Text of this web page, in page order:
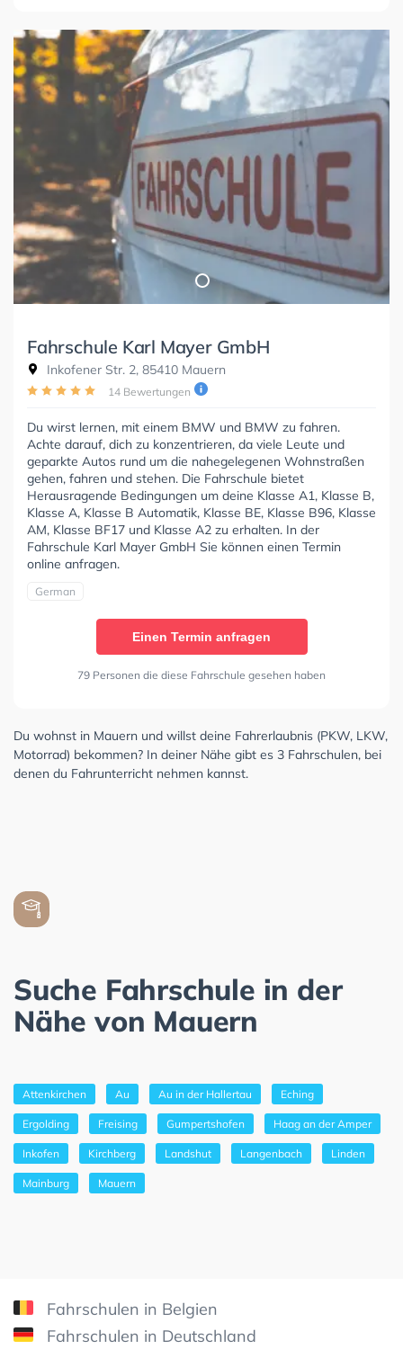
Fahrschule Karl Mayer GmbH
Inkofener Str. 2, 85410 Mauern
14 Bewertungen
Du wirst lernen, mit einem BMW und BMW zu fahren.
Achte darauf, dich zu konzentrieren, da viele Leute und
geparkte Autos rund um die nahegelegenen Wohnstraßen
gehen, fahren und stehen. Die Fahrschule bietet
Herausragende Bedingungen um deine Klasse A1, Klasse B,
Klasse A, Klasse B Automatik, Klasse BE, Klasse B96, Klasse
AM, Klasse BF17 und Klasse A2 zu erhalten. In der
Fahrschule Karl Mayer GmbH Sie können einen Termin
online anfragen.
German
Einen Termin anfragen
79 Personen die diese Fahrschule gesehen haben
Du wohnst in Mauern und willst deine Fahrerlaubnis (PKW, LKW,
Motorrad) bekommen? In deiner Nähe gibt es 3 Fahrschulen, bei
denen du Fahrunterricht nehmen kannst.
Suche Fahrschule in der
Nähe von Mauern
Attenkirchen Au Au in der Hallertau Eching
Ergolding Freising Gumpertshofen Haag an der Amper
Inkofen Kirchberg Landshut Langenbach Linden
Mainburg Mauern
Fahrschulen in Belgien
Fahrschulen in Deutschland